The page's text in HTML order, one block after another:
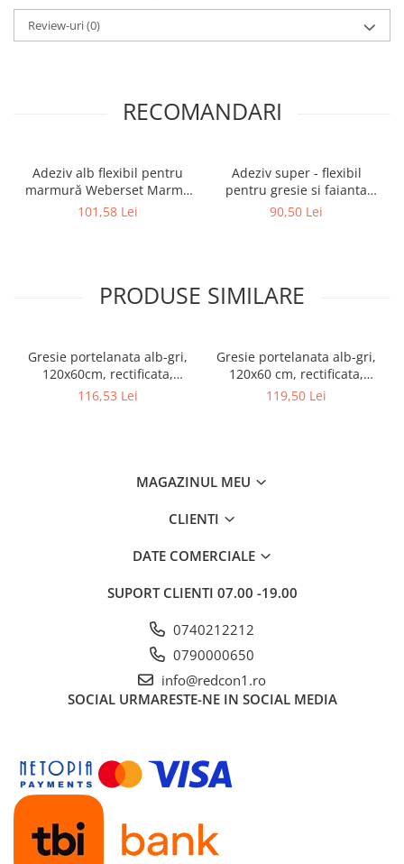
Review-uri(0)
RECOMANDARI
Adeziv alb flexibil pentru
marmură Weberset Marmo
Plus, 25 kg
101,58 Lei
Adeziv super - flexibil
pentru gresie si faianta
Ceresit CM 17, interior /
90,50 Lei
PRODUSE SIMILARE
Gresie portelanata alb-gri,
120x60cm, rectificata,
Colectie REBEL - 6493-0007
116,53 Lei
Gresie portelanata alb-gri,
120x60 cm, rectificata,
Colectia BETONICO - 6493-
119,50 Lei
MAGAZINUL MEU
CLIENTI
DATE COMERCIALE
SUPORT CLIENTI 07.00 -19.00
0740212212
0790000650
info@redcon1.ro
SOCIAL URMARESTE-NE IN SOCIAL MEDIA